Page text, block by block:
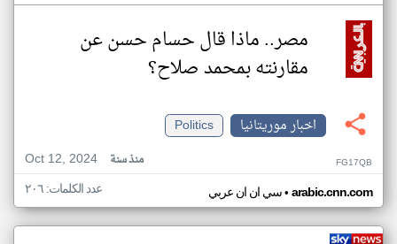
مصر.. ماذا قال حسام حسن عن
مقارنته بمحمد صلاح؟
اخبار موريتانيا
Politics
Oct 12, 2024
منذ سنة FG17QB
سي ان ان عربي• arabic.cnn.com عدد الكلمات: ٢٠٦